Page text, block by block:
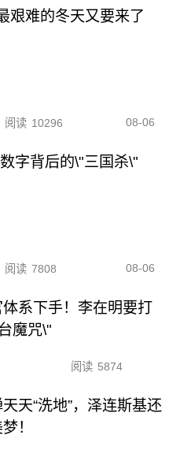
艰难的冬天又要来了
阅读 10296 08-06
字背后的\"三国杀\"
阅读 7808 08-06
系下手！李在明要打
魔咒\"
阅读 5874
天“洗地”，泽连斯基还
！